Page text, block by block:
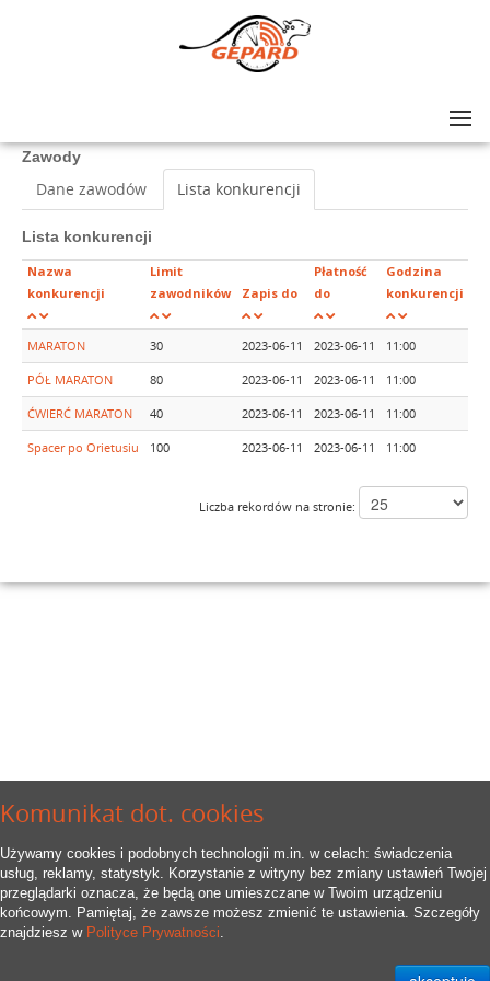
Komunikat dot. cookies
Używamy cookies i podobnych technologii m.in. w celach: świadczenia
usług, reklamy, statystyk. Korzystanie z witryny bez zmiany ustawień Twojej
przeglądarki oznacza, że będą one umieszczane w Twoim urządzeniu
końcowym. Pamiętaj, że zawsze możesz zmienić te ustawienia. Szczegóły
znajdziesz w Polityce Prywatności.
Zawody
Dane zawodów Lista konkurencji
Lista konkurencji
Nazwa
konkurencji
Limit
zawodników
Zapis do
Płatność
do
Godzina
konkurencji
MARATON 30 2023-06-11 2023-06-11 11:00
PÓŁ MARATON 80 2023-06-11 2023-06-11 11:00
ĆWIERĆ MARATON 40 2023-06-11 2023-06-11 11:00
Spacer po Orietusiu 100 2023-06-11 2023-06-11 11:00
Liczba rekordów na stronie: